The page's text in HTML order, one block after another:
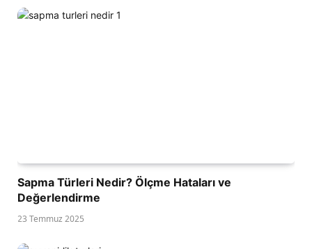
Sapma Türleri Nedir? Ölçme Hataları ve
Değerlendirme
23 Temmuz 2025